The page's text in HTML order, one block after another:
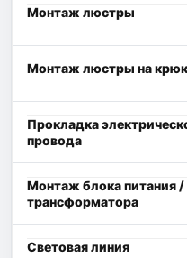
Монтаж люстры
Монтаж люстры на крюк
Прокладка
провода
Монтаж блока питания /
трансформатора
Световая линия